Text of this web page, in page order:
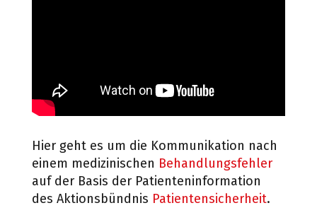
Hier geht es um die Kommunikation nach
einem medizinischen Behandlungsfehler
auf der Basis der Patienteninformation
des Aktionsbündnis Patientensicherheit.